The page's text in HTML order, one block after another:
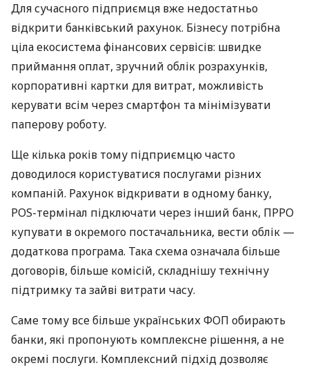
Для сучасного підприємця вже недостатньо
відкрити банківський рахунок. Бізнесу потрібна
ціла екосистема фінансових сервісів: швидке
приймання оплат, зручний облік розрахунків,
корпоративні картки для витрат, можливість
керувати всім через смартфон та мінімізувати
паперову роботу.
Ще кілька років тому підприємцю часто
доводилося користуватися послугами різних
компаній. Рахунок відкривати в одному банку,
POS-термінал підключати через інший банк, ПРРО
купувати в окремого постачальника, вести облік —
додаткова програма. Така схема означала більше
договорів, більше комісій, складнішу технічну
підтримку та зайві витрати часу.
Саме тому все більше українських ФОП обирають
банки, які пропонують комплексне рішення, а не
окремі послуги. Комплексний підхід дозволяє